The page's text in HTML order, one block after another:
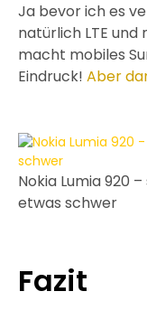
Ja bevor ich es
natürlich LTE
macht mobiles
Eindruck! Aber
Nokia Lumia 920
etwas schwer
Fazit